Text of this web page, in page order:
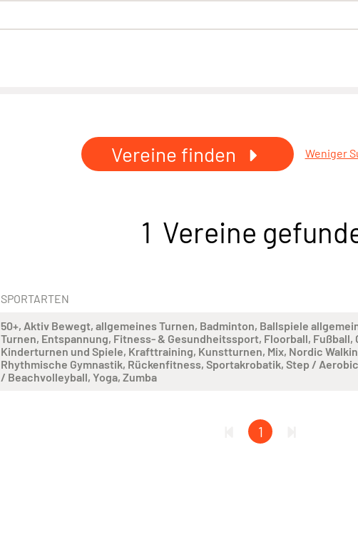
Vereine finden Weniger
1 Vereine
SPORTARTEN
50+ Aktiv Bewegt allgemeines Turnen Badminton Ballspiele
Turnen Entspannung Fitness- & Gesundheitssport Floorball Fußball
Kinderturnen und Spiele Krafttraining Kunstturnen Mix Nordic
Rhythmische Gymnastik Rückenfitness Sportakrobatik Step / Aerobic
/ Beachvolleyball Yoga Zumba
1